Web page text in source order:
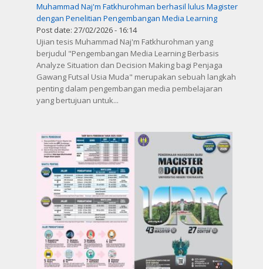
Muhammad Naj'm Fatkhurohman berhasil lulus Magister
dengan Penelitian Pengembangan Media Learning
Post date: 27/02/2026 - 16:14
Ujian tesis Muhammad Naj'm Fatkhurohman yang
berjudul "Pengembangan Media Learning Berbasis
Analyze Situation dan Decision Making bagi Penjaga
Gawang Futsal Usia Muda" merupakan sebuah langkah
penting dalam pengembangan media pembelajaran
yang bertujuan untuk...